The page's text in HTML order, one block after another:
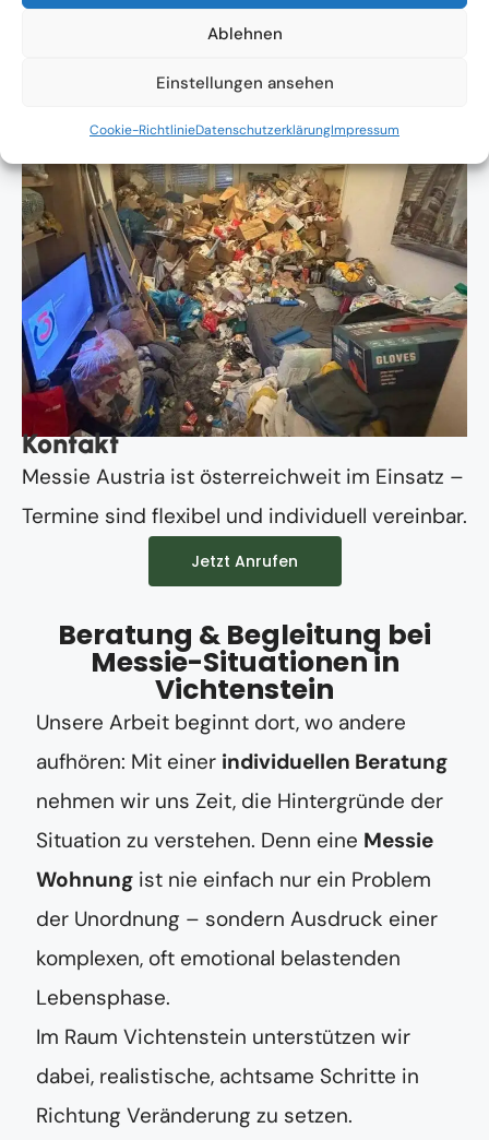
Ablehnen
Einstellungen ansehen
Cookie-RichtlinieDatenschutzerklärungImpressum
Einverständnis
Kontakt
Messie Austria ist österreichweit im Einsatz –
Termine sind flexibel und individuell vereinbar.
Jetzt Anrufen
Beratung & Begleitung bei
Messie-Situationen in
Vichtenstein
Unsere Arbeit beginnt dort, wo andere
aufhören: Mit einer individuellen Beratung
nehmen wir uns Zeit, die Hintergründe der
Situation zu verstehen. Denn eine Messie
Wohnung ist nie einfach nur ein Problem
der Unordnung – sondern Ausdruck einer
komplexen, oft emotional belastenden
Lebensphase.
Im Raum Vichtenstein unterstützen wir
dabei, realistische, achtsame Schritte in
Richtung Veränderung zu setzen.